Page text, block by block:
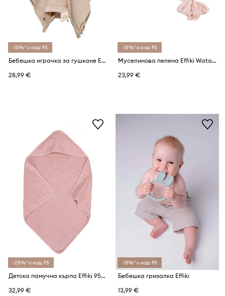
-15%* с код: FS
Бебешка играчка за гушкане Effiki
28,99 €
-15%* с код: FS
Муселинова пелена Effiki Wata Cukrowa
23,99 €
-25%* с код: FS
Детска памучна кърпа Effiki 95x95 cm
32,99 €
-15%* с код: FS
Бебешка гризалка Effiki
13,99 €